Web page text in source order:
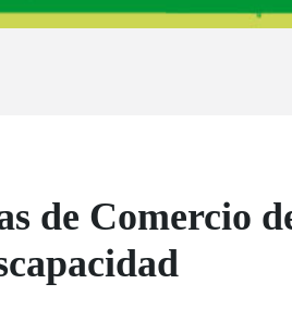
de Comercio